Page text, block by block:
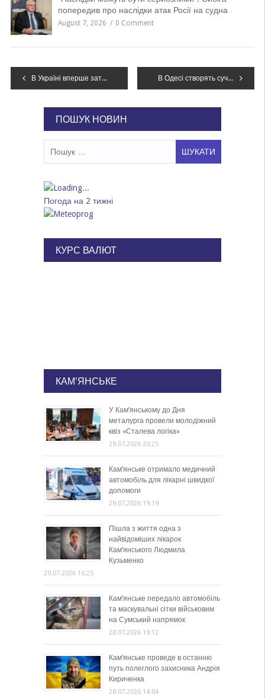
попередив про наслідки атак Росії на судна
August 7, 2026 0 Comment
Навігація
В Україні вперше затвердили профстандарт для майстрів з електроніки авто: новини для власників електромобілів В Одесі створять сучасну Військово-морську академію: чому Україна навчатиме після війни дронів у Чорному морі
ПОШУК НОВИН
Погода на 2 тижні
КУРС ВАЛЮТ
КАМ'ЯНСЬКЕ
У Кам’янському до Дня
металурга провели молодіжний
квіз «Сталева логіка»
29.07.2026 20:25
Кам’янське отримало медичний
автомобіль для лікарні швидкої
допомоги
29.07.2026 19:19
Пішла з життя одна з
найвідоміших лікарок
Кам’янського Людмила
Кузьменко
29.07.2026 16:25
Кам’янське передало автомобіль
та маскувальні сітки військовим
на Сумський напрямок
28.07.2026 19:12
Кам’янське проведе в останню
путь полеглого захисника Андрія
Кириченка
28.07.2026 14:04